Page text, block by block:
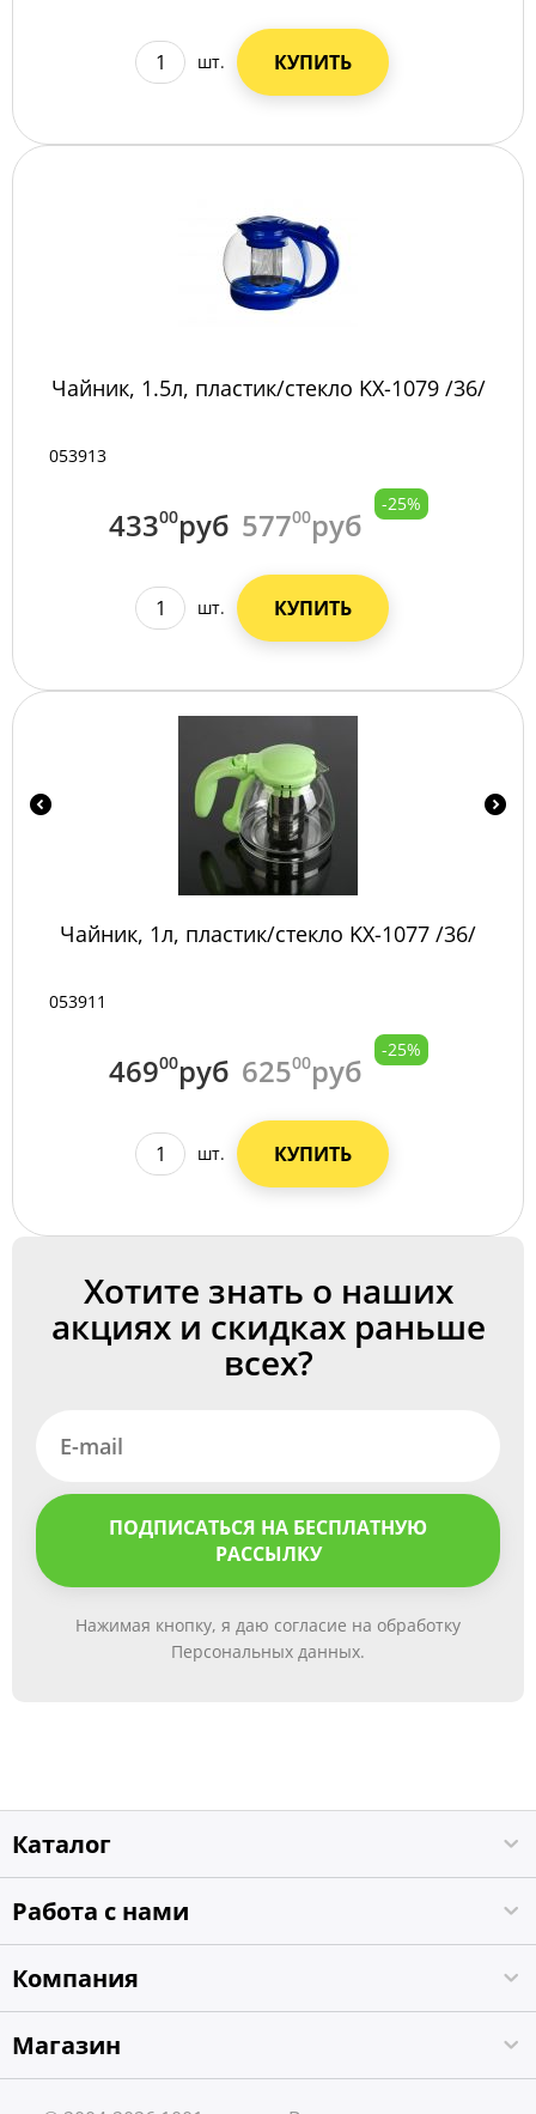
шт. КУПИТЬ
Чайник, 1.5л, пластик/стекло KX-1079 /36/
053913
43300руб 57700руб
-25%
шт. КУПИТЬ
Чайник, 1л, пластик/стекло KX-1077 /36/
053911
46900руб 62500руб
-25%
шт. КУПИТЬ
Хотите знать о наших
акциях и скидках раньше
всех?
ПОДПИСАТЬСЯ НА БЕСПЛАТНУЮ
РАССЫЛКУ
Нажимая кнопку, я даю согласие на обработку
Персональных данных.
Каталог
Работа с нами
Компания
Магазин